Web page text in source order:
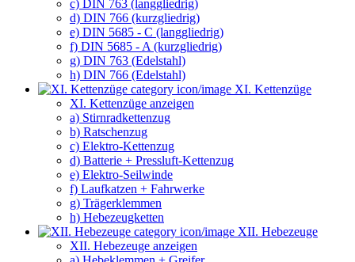
c) DIN 763 (langgliedrig)
d) DIN 766 (kurzgliedrig)
e) DIN 5685 - C (langgliedrig)
f) DIN 5685 - A (kurzgliedrig)
g) DIN 763 (Edelstahl)
h) DIN 766 (Edelstahl)
XI. Kettenzüge
XI. Kettenzüge anzeigen
a) Stirnradkettenzug
b) Ratschenzug
c) Elektro-Kettenzug
d) Batterie + Pressluft-Kettenzug
e) Elektro-Seilwinde
f) Laufkatzen + Fahrwerke
g) Trägerklemmen
h) Hebezeugketten
XII. Hebezeuge
XII. Hebezeuge anzeigen